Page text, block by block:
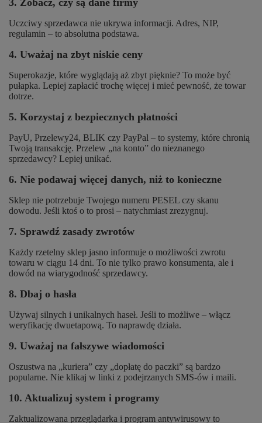
Uczciwy sprzedawca nie ukrywa informacji. Adres, NIP,
regulamin – to absolutna podstawa.
4. Uważaj na zbyt niskie ceny
Superokazje, które wyglądają aż zbyt pięknie? To może być
pułapka. Lepiej zapłacić trochę więcej i mieć pewność, że towar
dotrze.
5. Korzystaj z bezpiecznych płatności
PayU, Przelewy24, BLIK czy PayPal – to systemy, które chronią
Twoją transakcję. Przelew „na konto” do nieznanego
sprzedawcy? Lepiej unikać.
6. Nie podawaj więcej danych, niż to konieczne
Sklep nie potrzebuje Twojego numeru PESEL czy skanu
dowodu. Jeśli ktoś o to prosi – natychmiast zrezygnuj.
7. Sprawdź zasady zwrotów
Każdy rzetelny sklep jasno informuje o możliwości zwrotu
towaru w ciągu 14 dni. To nie tylko prawo konsumenta, ale i
dowód na wiarygodność sprzedawcy.
8. Dbaj o hasła
Używaj silnych i unikalnych haseł. Jeśli to możliwe – włącz
weryfikację dwuetapową. To naprawdę działa.
9. Uważaj na fałszywe wiadomości
Oszustwa na „kuriera” czy „dopłatę do paczki” są bardzo
popularne. Nie klikaj w linki z podejrzanych SMS-ów i maili.
10. Aktualizuj system i programy
Zaktualizowana przeglądarka i program antywirusowy to